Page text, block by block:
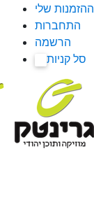
ההזמנות שלי
התחברות
הרשמה
סל קניות